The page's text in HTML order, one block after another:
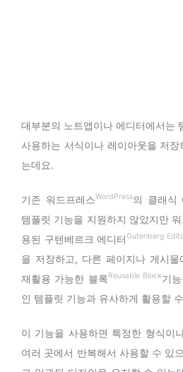
대부분의 노트앱이나 에디터에서는
사용하는 서식이나 레이아웃을 저
는데요.
기존 워드프레스WordPress의 클래식
템플릿 기능을 지원하지 않았지만
용된 구텐베르크 에디터Gutenberg
을 저장하고, 다른 페이지나 게시
재활용 가능한 블록Reusable Block기
인 템플릿 기능과 유사하게 활용할
이 기능을 사용하면 특정한 형식이
여러 곳에서 반복해서 사용할 수 있